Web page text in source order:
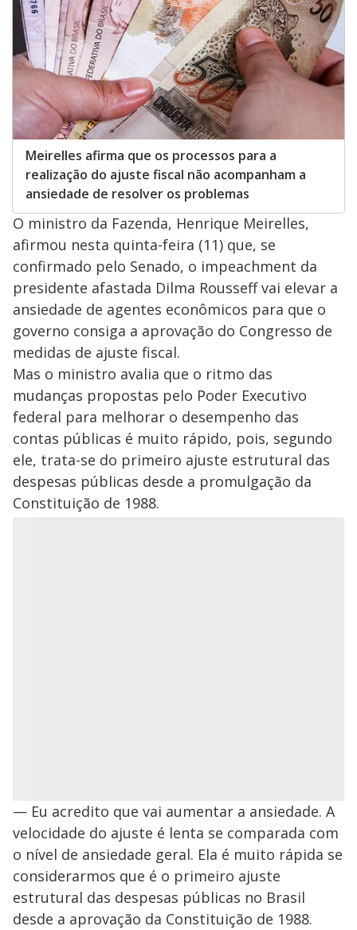
Meirelles afirma que os processos para a
realização do ajuste fiscal não acompanham a
ansiedade de resolver os problemas
O ministro da Fazenda, Henrique Meirelles,
afirmou nesta quinta-feira (11) que, se
confirmado pelo Senado, o impeachment da
presidente afastada Dilma Rousseff vai elevar a
ansiedade de agentes econômicos para que o
governo consiga a aprovação do Congresso de
medidas de ajuste fiscal.
Mas o ministro avalia que o ritmo das
mudanças propostas pelo Poder Executivo
federal para melhorar o desempenho das
contas públicas é muito rápido, pois, segundo
ele, trata-se do primeiro ajuste estrutural das
despesas públicas desde a promulgação da
Constituição de 1988.
— Eu acredito que vai aumentar a ansiedade. A
velocidade do ajuste é lenta se comparada com
o nível de ansiedade geral. Ela é muito rápida se
considerarmos que é o primeiro ajuste
estrutural das despesas públicas no Brasil
desde a aprovação da Constituição de 1988.